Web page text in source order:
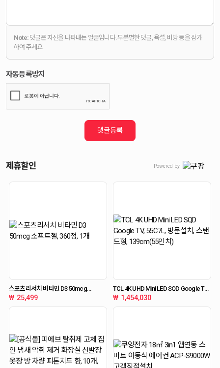
Note: 댓글은 자신을 나타내는 얼굴입니다. 무분별한 댓글, 욕설, 비방 등을 삼가
하여 주세요.
자동등록방지
댓글등록
제휴할인 Powered by
스포츠리서치 비타민 D3 50mcg
소프트젤, 360정, 1개
25,499
TCL 4K UHD Mini LED SQD Google TV,
55C7L, 방문설치, 스탠드형,
139cm(55인치)
1,454,030